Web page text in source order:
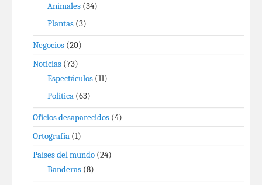
Animales (34)
Plantas (3)
Negocios (20)
Noticias (73)
Espectáculos (11)
Política (63)
Oficios desaparecidos (4)
Ortografía (1)
Países del mundo (24)
Banderas (8)